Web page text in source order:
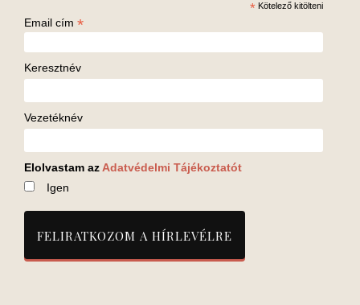
* Kötelező kitölteni
Email cím *
Keresztnév
Vezetéknév
Elolvastam azAdatvédelmi Tájékoztatót
Igen